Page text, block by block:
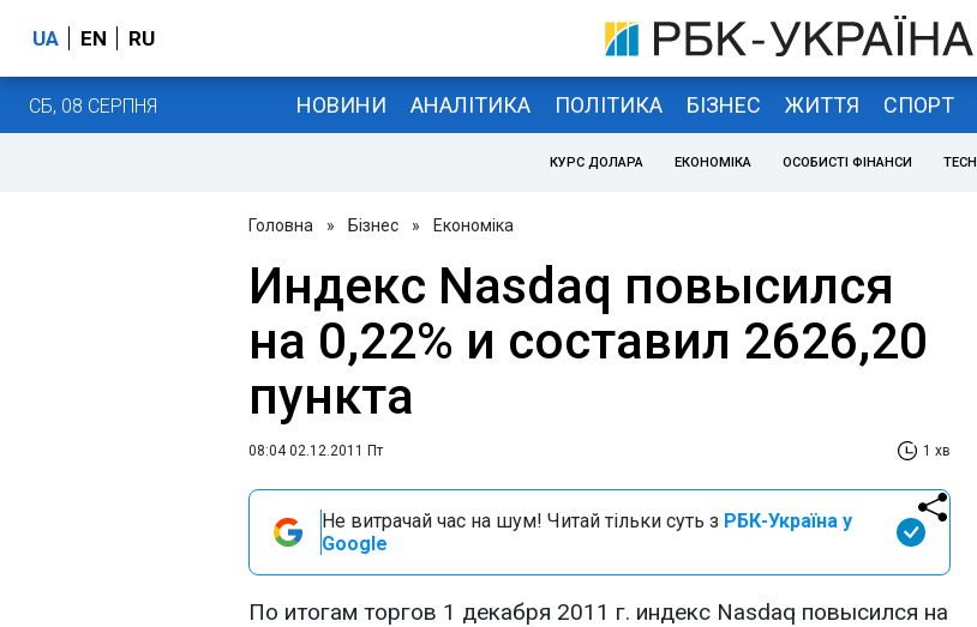
UA EN RU
СБ, 08 СЕРПНЯ НОВИНИ АНАЛІТИКА ПОЛІТИКА БІЗНЕС ЖИТТЯ СПОРТ
КУРС ДОЛАРА ЕКОНОМІКА ОСОБИСТІ ФІНАНСИ TECH
Головна » Бізнес » Економіка
Индекс Nasdaq повысился
на 0,22% и составил 2626,20
пункта
08:04 02.12.2011 Пт 1 хв
Не витрачай час на шум! Читай тільки суть з РБК-Україна у
Google
По итогам торгов 1 декабря 2011 г. индекс Nasdaq повысился на